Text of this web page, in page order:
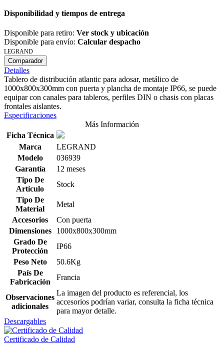
Disponibilidad y tiempos de entrega
Disponible para retiro: Ver stock y ubicación
Disponible para envío: Calcular despacho
LEGRAND
Comparador
Detalles
Tablero de distribución atlantic para adosar, metálico de
1000x800x300mm con puerta y plancha de montaje IP66, se puede
equipar con canales para tableros, perfiles DIN o chasis con placas
frontales aislantes.
Especificaciones
Más Información
Ficha Técnica
Marca
LEGRAND
Modelo
036939
Garantía
12 meses
Tipo De
Artículo
Stock
Tipo De
Material
Metal
Accesorios
Con puerta
Dimensiones
1000x800x300mm
Grado De
Protección
IP66
Peso Neto
50.6Kg
País De
Fabricación
Francia
Observaciones
adicionales
La imagen del producto es referencial, los
accesorios podrían variar, consulta la ficha técnica
para mayor detalle.
Descargables
Certificado de Calidad